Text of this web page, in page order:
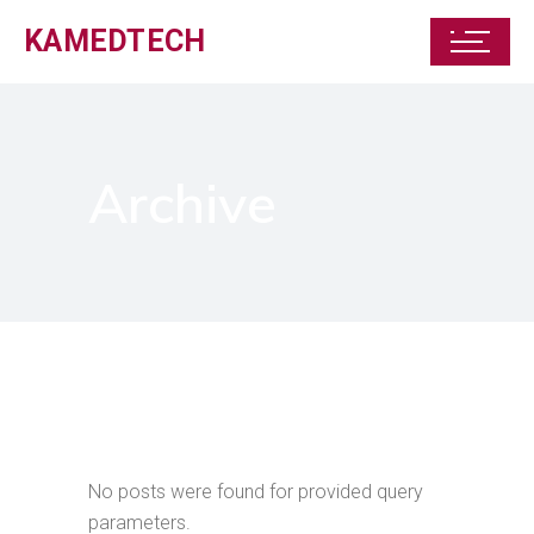
KAMEDTECH
No posts were found for provided query
parameters.